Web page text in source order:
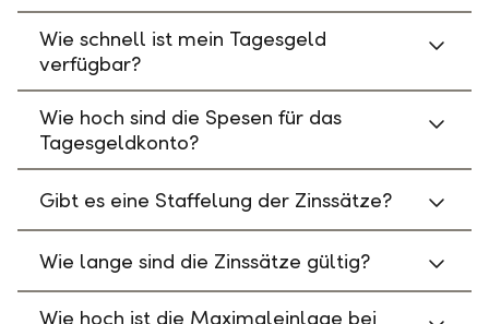
Wie schnell ist mein Tagesgeld
verfügbar?
Wie hoch sind die Spesen für das
Tagesgeldkonto?
Gibt es eine Staffelung der Zinssätze?
Wie lange sind die Zinssätze gültig?
Wie hoch ist die Maximaleinlage bei